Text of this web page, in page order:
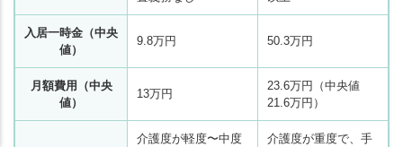
入居一時金（中央
値）
9.8万円 50.3万円
月額費用（中央
値）
13万円
23.6万円（中央値
21.6万円）
介護度が軽度〜中度 介護度が重度で、手
老人ホームの 知りたいことがわかる
老人ホームの 知りたいことがわかる